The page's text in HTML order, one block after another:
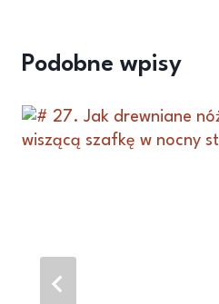
Podobne wpisy